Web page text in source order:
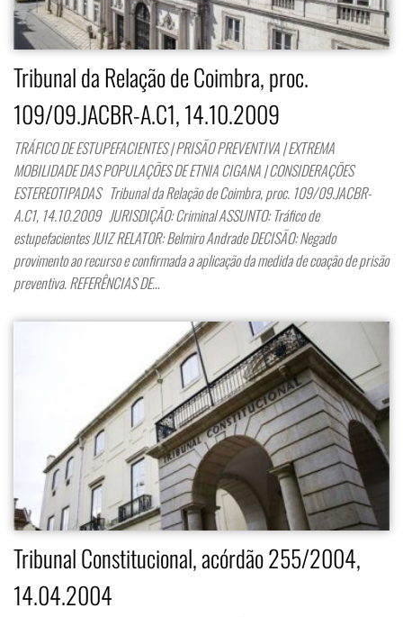
Tribunal da Relação de Coimbra, proc.
109/09.JACBR-A.C1, 14.10.2009
TRÁFICO DE ESTUPEFACIENTES | PRISÃO PREVENTIVA | EXTREMA
MOBILIDADE DAS POPULAÇÕES DE ETNIA CIGANA | CONSIDERAÇÕES
ESTEREOTIPADAS Tribunal da Relação de Coimbra, proc. 109/09.JACBR-
A.C1, 14.10.2009 JURISDIÇÃO: Criminal ASSUNTO: Tráfico de
estupefacientes JUIZ RELATOR: Belmiro Andrade DECISÃO: Negado
provimento ao recurso e confirmada a aplicação da medida de coação de prisão
preventiva. REFERÊNCIAS DE…
Tribunal Constitucional, acórdão 255/2004,
14.04.2004